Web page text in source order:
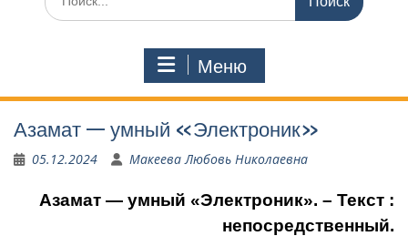
по:
Меню
Азамат — умный «Электроник»
05.12.2024 Макеева Любовь Николаевна
Азамат — умный «Электроник». – Текст :
непосредственный.